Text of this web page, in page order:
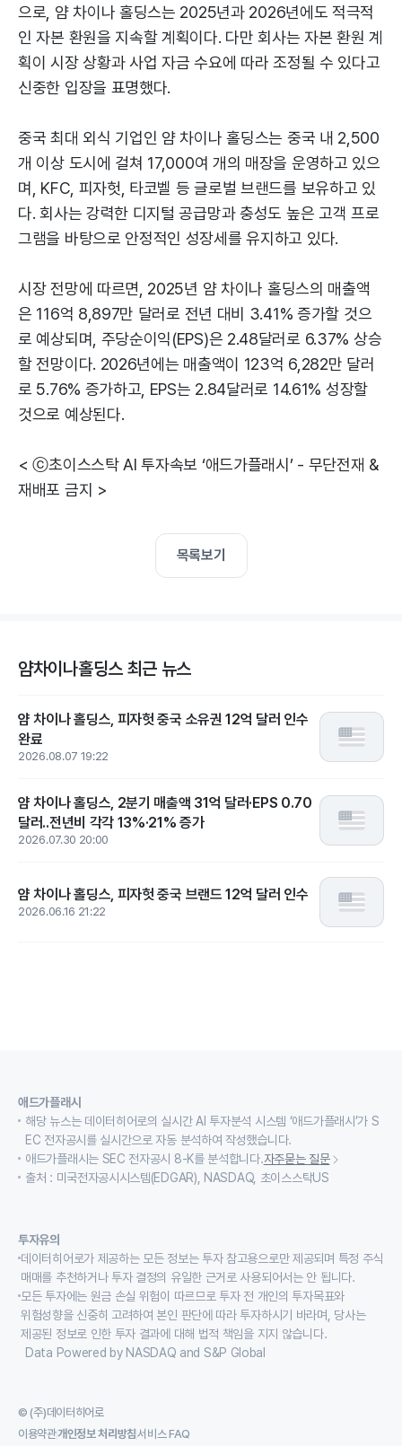
으로, 얌 차이나 홀딩스는 2025년과 2026년에도 적극적
인 자본 환원을 지속할 계획이다. 다만 회사는 자본 환원 계
획이 시장 상황과 사업 자금 수요에 따라 조정될 수 있다고
신중한 입장을 표명했다.
중국 최대 외식 기업인 얌 차이나 홀딩스는 중국 내 2,500
개 이상 도시에 걸쳐 17,000여 개의 매장을 운영하고 있으
며, KFC, 피자헛, 타코벨 등 글로벌 브랜드를 보유하고 있
다. 회사는 강력한 디지털 공급망과 충성도 높은 고객 프로
그램을 바탕으로 안정적인 성장세를 유지하고 있다.
시장 전망에 따르면, 2025년 얌 차이나 홀딩스의 매출액
은 116억 8,897만 달러로 전년 대비 3.41% 증가할 것으
로 예상되며, 주당순이익(EPS)은 2.48달러로 6.37% 상승
할 전망이다. 2026년에는 매출액이 123억 6,282만 달러
로 5.76% 증가하고, EPS는 2.84달러로 14.61% 성장할
것으로 예상된다.
< ⓒ초이스스탁 AI 투자속보 ‘애드가플래시’ - 무단전재 &
재배포 금지 >
목록보기
얌차이나홀딩스 최근 뉴스
얌 차이나 홀딩스, 피자헛 중국 소유권 12억 달러 인수
완료
2026.08.07 19:22
얌 차이나 홀딩스, 2분기 매출액 31억 달러·EPS 0.70
달러..전년비 각각 13%·21% 증가
2026.07.30 20:00
얌 차이나 홀딩스, 피자헛 중국 브랜드 12억 달러 인수
2026.06.16 21:22
애드가플래시
해당 뉴스는 데이터히어로의 실시간 AI 투자분석 시스템 ‘애드가플래시’가 S
EC 전자공시를 실시간으로 자동 분석하여 작성했습니다.
애드가플래시는 SEC 전자공시 8-K를 분석합니다.자주묻는 질문
출처 : 미국전자공시시스템(EDGAR), NASDAQ, 초이스스탁US
투자유의
데이터히어로가 제공하는 모든 정보는 투자 참고용으로만 제공되며 특정 주식
매매를 추천하거나 투자 결정의 유일한 근거로 사용되어서는 안 됩니다.
모든 투자에는 원금 손실 위험이 따르므로 투자 전 개인의 투자목표와
위험성향을 신중히 고려하여 본인 판단에 따라 투자하시기 바라며, 당사는
제공된 정보로 인한 투자 결과에 대해 법적 책임을 지지 않습니다.
Data Powered by NASDAQ and S&P Global
© (주)데이터히어로
이용약관개인정보 처리방침서비스 FAQ